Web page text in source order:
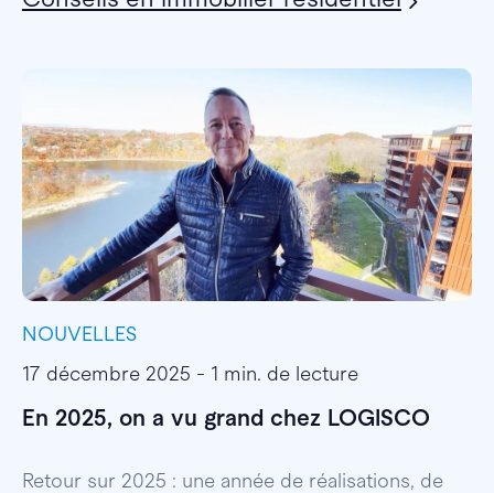
NOUVELLES
17 décembre 2025 - 1 min. de lecture
En 2025, on a vu grand chez LOGISCO
Retour sur 2025 : une année de réalisations, de